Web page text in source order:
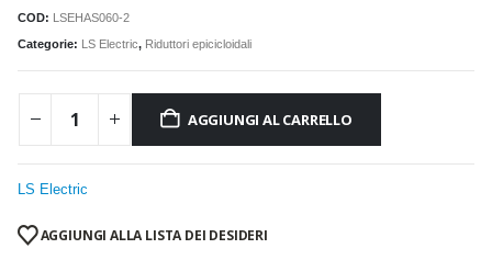
COD: LSEHAS060-2
Categorie: LS Electric, Riduttori epicicloidali
AGGIUNGI AL CARRELLO
LS Electric
AGGIUNGI ALLA LISTA DEI DESIDERI